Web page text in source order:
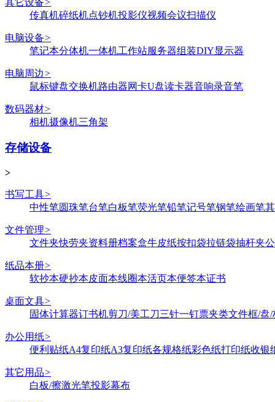
传真机碎纸机点钞机投影仪视频会议扫描仪
电脑设备>
笔记本分体机一体机工作站服务器组装DIY显示器
电脑周边>
鼠标键盘交换机路由器网卡U盘读卡器音响录音笔
数码器材>
相机摄像机三角架
存储设备
>
书写工具>
中性笔圆珠笔台笔白板笔荧光笔铅笔记号笔钢笔绘画笔
文件管理>
文件夹快劳夹资料册档案盒牛皮纸按扣袋拉链袋抽杆夹
纸品本册>
软抄本硬抄本皮面本线圈本活页本便签本证书
桌面文具>
固体计算器订书机剪刀/美工刀三针一钉票夹类文件框/盘/
办公用纸>
便利贴纸A4复印纸A3复印纸各规格纸彩色纸打印纸收银
其它用品>
白板/擦激光笔投影幕布